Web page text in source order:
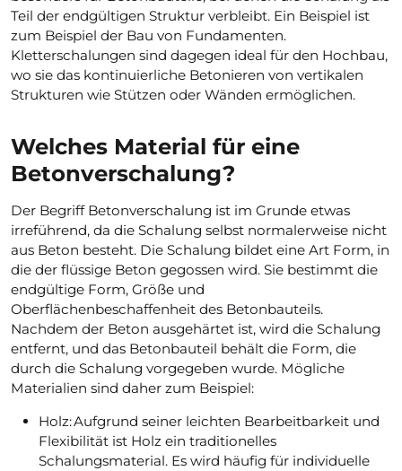
Teil der endgültigen Struktur verbleibt. Ein Beispiel ist
zum Beispiel der Bau von Fundamenten.
Kletterschalungen sind dagegen ideal für den Hochbau,
wo sie das kontinuierliche Betonieren von vertikalen
Strukturen wie Stützen oder Wänden ermöglichen.
Welches Material für eine
Betonverschalung?
Der Begriff Betonverschalung ist im Grunde etwas
irreführend, da die Schalung selbst normalerweise nicht
aus Beton besteht. Die Schalung bildet eine Art Form, in
die der flüssige Beton gegossen wird. Sie bestimmt die
endgültige Form, Größe und
Oberflächenbeschaffenheit des Betonbauteils.
Nachdem der Beton ausgehärtet ist, wird die Schalung
entfernt, und das Betonbauteil behält die Form, die
durch die Schalung vorgegeben wurde. Mögliche
Materialien sind daher zum Beispiel:
Holz: Aufgrund seiner leichten Bearbeitbarkeit und
Flexibilität ist Holz ein traditionelles
Schalungsmaterial. Es wird häufig für individuelle